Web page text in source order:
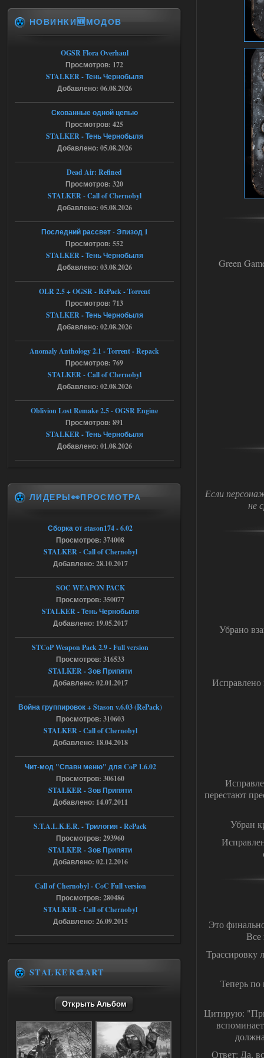
Green
Если
не
Убрано
Исправлено
перестают
Убран
Это
Все
Трассировку
Теперь по
Цитирую:
Ответ: Да,
Спавнер + Правки + Античит - Dead
City Final
Stalker-Mods-Clan-su
Доступно только для пользователей
Ответить ➤
Спавнер + Правки + Античит - Dead
City Final
Что то не работает спавнер,
все устанавливал по
мануалу......
Ответить ➤
06.08.2026
Игра для сталкера 21-очко
ruslanpyrusov
ставки в файлах чтобы
ставить больше 1 к
Ответить ➤
05.08.2026
Тайна Зоны - Remaster 2026
Stalker-Mods-Clan-su
Доступно только для пользователей
Ответить ➤
05.08.2026
Тайна Зоны - Remaster 2026
чудо))
Ответить ➤
05.08.2026
Тайна Зоны - Remaster 2026
Stalker-Mods-Clan-su
Доступно только для пользователей
Ответить ➤
05.08.2026
20:25
AndreySA
[05.08.26
20:23:10.934] [17468]
FATAL ERROR
[error]Expression : FATAL ERROR
[error]Function :
CScriptEngine::lua_pcall_failed
[error]File : D:\a\OGSR-
Engine\OGSR-
Engine\ogsr_engine\COMMON_AI\scrip
t_engine.cpp
[error]Line : 75
[error]Description :
[CScriptEngine::lua_pcall_failed]: ... -
chernobyl\gamedata\scripts\xr_camper.sc
ript:510: attempt to index local 'manager'
(a nil value)
Вылет после захода в Припять.
Ответить ➤
05.08.2026
Скованные одной цепью
с избавлением от баласта,
доходяга.
Stalker-Mods-Clan-su
Доступно только для пользователей
Ответить ➤
05.08.2026
Путь во мгле + GUNSLINGER mod
НОВИНКИ🆕МОДОВ
OGSR Flora Overhaul
Просмотров: 172
STALKER - Тень Чернобыля
Добавлено: 06.08.2026
Скованные одной цепью
Просмотров: 425
STALKER - Тень Чернобыля
Добавлено: 05.08.2026
Dead Air: Refined
Просмотров: 320
STALKER - Call of Chernobyl
Добавлено: 05.08.2026
Последний рассвет - Эпизод 1
Просмотров: 552
STALKER - Тень Чернобыля
Добавлено: 03.08.2026
OLR 2.5 + OGSR - RePack - Torrent
Просмотров: 713
STALKER - Тень Чернобыля
Добавлено: 02.08.2026
Anomaly Anthology 2.1 - Torrent - Repack
Просмотров: 769
STALKER - Call of Chernobyl
Добавлено: 02.08.2026
Oblivion Lost Remake 2.5 - OGSR Engine
Просмотров: 891
STALKER - Тень Чернобыля
Добавлено: 01.08.2026
ЛИДЕРЫ👀ПРОСМОТРА
Сборка от stason174 - 6.02
Просмотров: 374008
STALKER - Call of Chernobyl
Добавлено: 28.10.2017
SOC WEAPON PACK
Просмотров: 350077
STALKER - Тень Чернобыля
Добавлено: 19.05.2017
STCoP Weapon Pack 2.9 - Full version
Просмотров: 316533
STALKER - Зов Припяти
Добавлено: 02.01.2017
Война группировок + Stason v.6.03 (RePack)
Просмотров: 310603
STALKER - Call of Chernobyl
Добавлено: 18.04.2018
Чит-мод "Спавн меню" для CoP 1.6.02
Просмотров: 306160
STALKER - Зов Припяти
Добавлено: 14.07.2011
S.T.A.L.K.E.R. - Трилогия - RePack
Просмотров: 293960
STALKER - Зов Припяти
Добавлено: 02.12.2016
Call of Chernobyl - CoC Full version
Просмотров: 280486
STALKER - Call of Chernobyl
Добавлено: 26.09.2015
STALKER🎨ART
Открыть Альбом